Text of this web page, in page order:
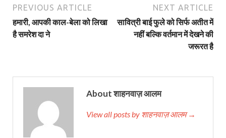
PREVIOUS ARTICLE
हमारी, आपकी काल-बेला को लिखा
है समरेश दा ने
NEXT ARTICLE
सावित्री बाई फुले को सिर्फ अतीत में
नहीं बल्कि वर्तमान में देखने की
जरूरत है
About शाहनवाज़ आलम
View all posts by शाहनवाज़ आलम →